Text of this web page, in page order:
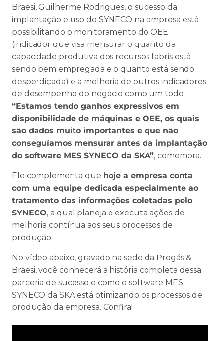
Braesi, Guilherme Rodrigues, o sucesso da
implantação e uso do SYNECO na empresa está
possibilitando o monitoramento do OEE
(indicador que visa mensurar o quanto da
capacidade produtiva dos recursos fabris está
sendo bem empregada e o quanto está sendo
desperdiçada) e a melhoria de outros indicadores
de desempenho do negócio como um todo.
“Estamos tendo ganhos expressivos em
disponibilidade de máquinas e OEE, os quais
são dados muito importantes e que não
conseguíamos mensurar antes da implantação
do software MES SYNECO da SKA”, comemora.
Ele complementa que hoje a empresa conta
com uma equipe dedicada especialmente ao
tratamento das informações coletadas pelo
SYNECO, a qual planeja e executa ações de
melhoria contínua aos seus processos de
produção.
No vídeo abaixo, gravado na sede da Progás &
Braesi, você conhecerá a história completa dessa
parceria de sucesso e como o software MES
SYNECO da SKA está otimizando os processos de
produção da empresa. Confira!